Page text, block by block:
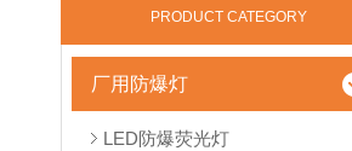
PRODUCT CATEGORY
厂用防爆灯
LED防爆荧光灯